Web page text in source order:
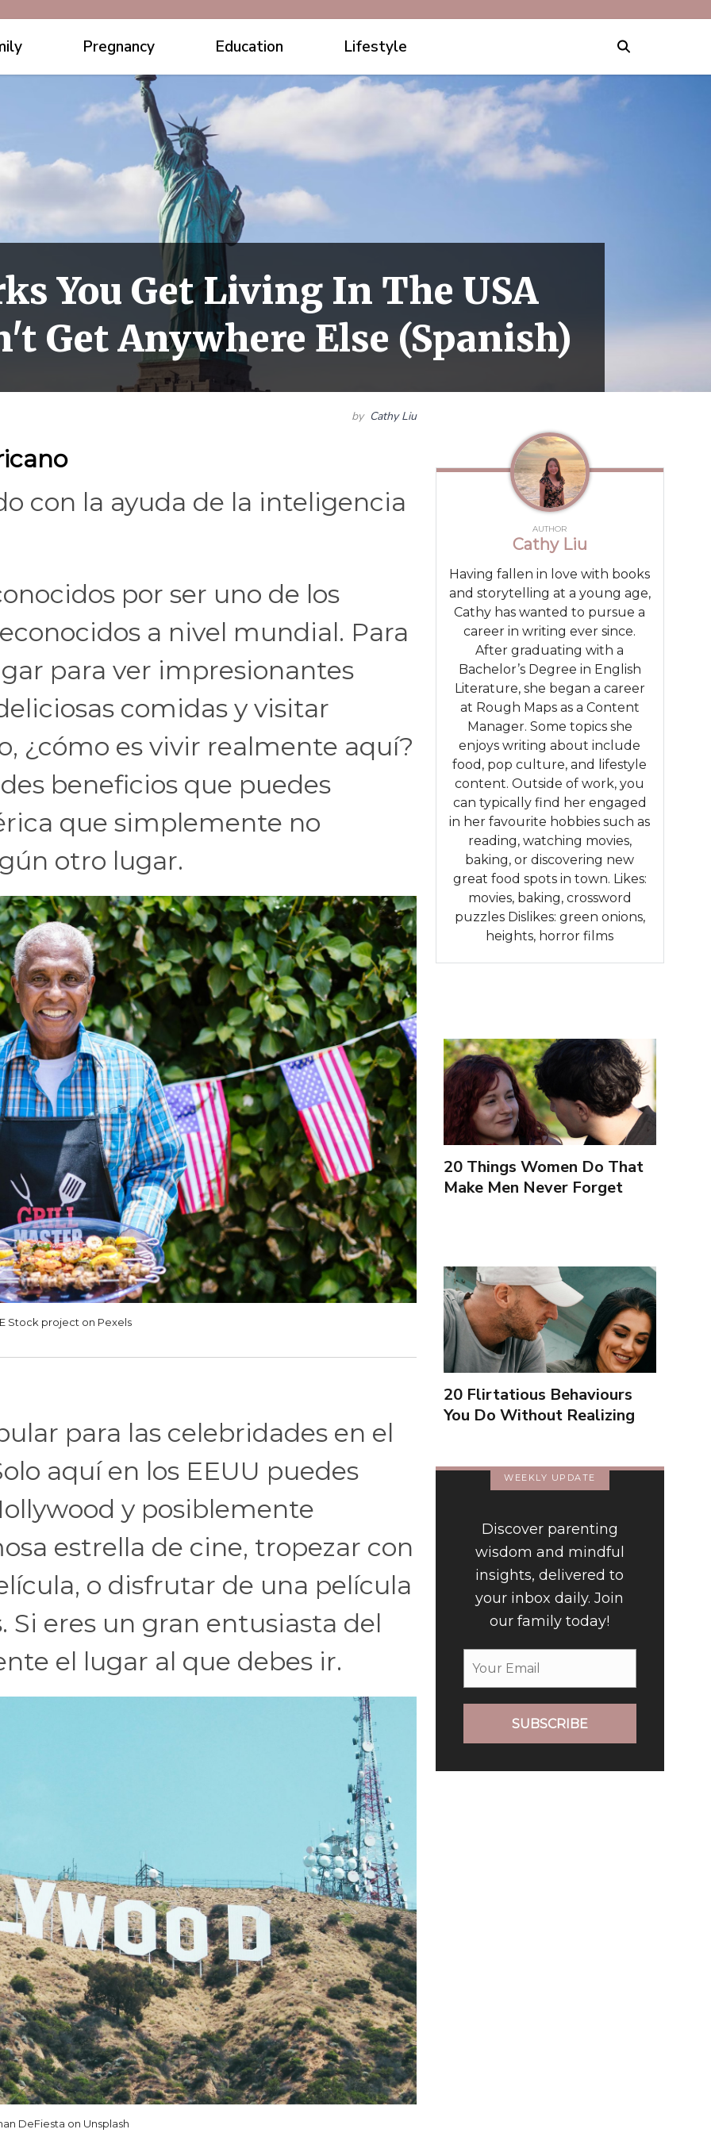
Pregnancy Education Lifestyle
You Get Living In The USA
Get Anywhere Else (Spanish)
by Cathy Liu
con la ayuda de la inteligencia
por ser uno de los
a nivel mundial. Para
para ver impresionantes
comidas y visitar
¿cómo es vivir realmente aquí?
beneficios que puedes
que simplemente no
otro lugar.
Stock project on Pexels
para las celebridades en el
aquí en los EEUU puedes
y posiblemente
estrella de cine, tropezar con
o disfrutar de una película
Si eres un gran entusiasta del
el lugar al que debes ir.
DeFiesta on Unsplash
AUTHOR
Cathy Liu
Having fallen in love with books
and storytelling at a young age,
Cathy has wanted to pursue a
career in writing ever since.
After graduating with a
Bachelor’s Degree in English
Literature, she began a career
at Rough Maps as a Content
Manager. Some topics she
enjoys writing about include
food, pop culture, and lifestyle
content. Outside of work, you
can typically find her engaged
in her favourite hobbies such as
reading, watching movies,
baking, or discovering new
great food spots in town. Likes:
movies, baking, crossword
puzzles Dislikes: green onions,
heights, horror films
20 Things Women Do That
Make Men Never Forget
20 Flirtatious Behaviours
You Do Without Realizing
WEEKLY UPDATE
Discover parenting
wisdom and mindful
insights, delivered to
your inbox daily. Join
our family today!
SUBSCRIBE